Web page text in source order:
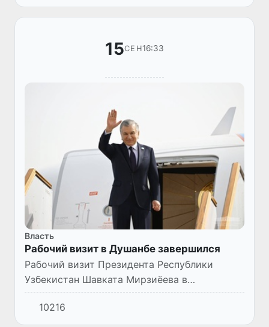
наглядно продемонстрировала,...
15СЕН16:33
Власть
Рабочий визит в Душанбе завершился
Рабочий визит Президента Республики
Узбекистан Шавката Мирзиёева в
Таджикистан завершился.
10216